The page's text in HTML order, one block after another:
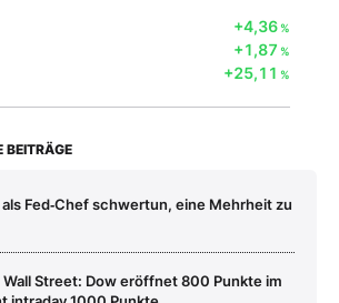
+4,36%
+1,87 %
+25,11 %
BEITRÄGE
als Fed‑Chef schwertun, eine Mehrheit zu
Street: Dow eröffnet 800 Punkte im